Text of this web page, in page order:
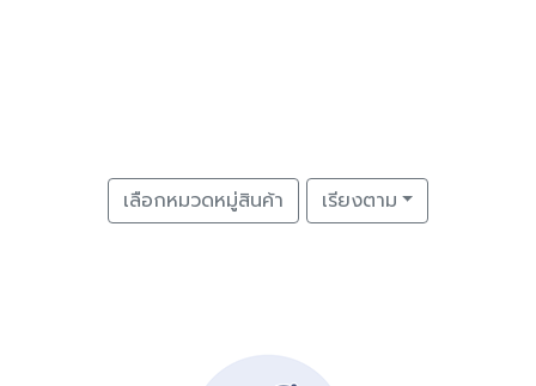
เลือกหมวดหมู่สินค้า เรียงตาม